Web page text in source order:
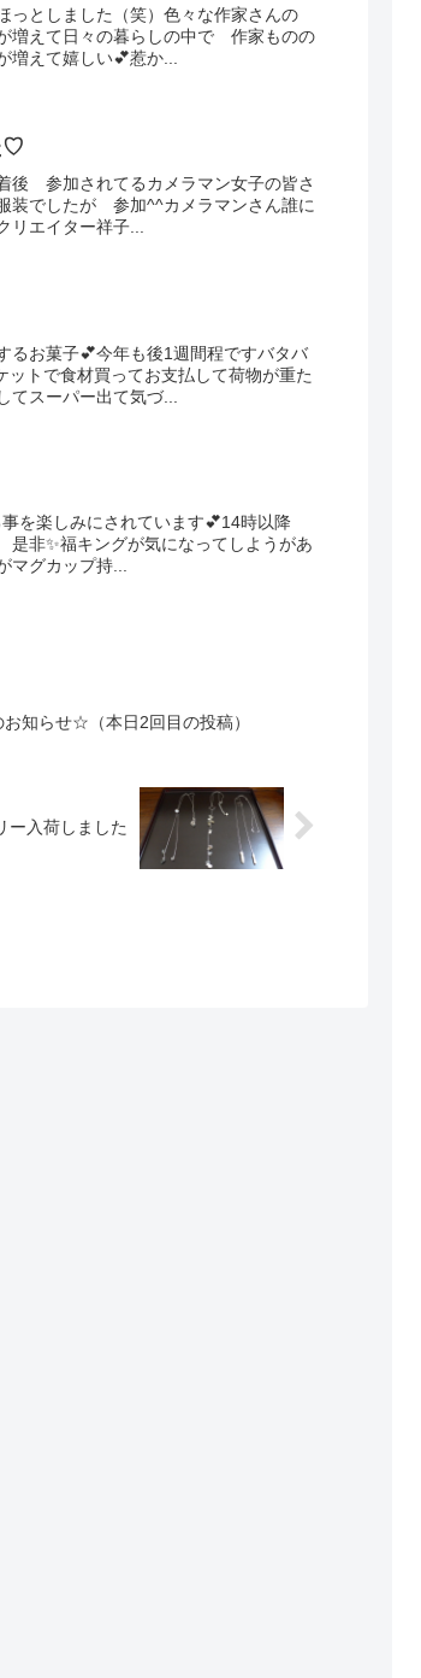
っとしました（笑）色々な作家さんの
増えて日々の暮らしの中で 作家ものの
えて嬉しい💕惹か...
♡
後 参加されてるカメラマン女子の皆さ
装でしたが 参加^^カメラマンさん誰に
リエイター祥子...
るお菓子💕今年も後1週間程ですバタバ
トで食材買ってお支払して荷物が重た
スーパー出て気づ...
楽しみにされています💕14時以降
非✨福キングが気になってしようがあ
マグカップ持...
知らせ☆（本日2回目の投稿）
入荷しました